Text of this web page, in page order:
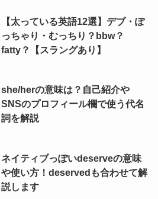
【太っている英語12選】デブ・ぽ
っちゃり・むっちり？bbw？
fatty？【スラングあり】
she/herの意味は？自己紹介や
SNSのプロフィール欄で使う代名
詞を解説
ネイティブっぽいdeserveの意味
や使い方！deservedも合わせて解
説します